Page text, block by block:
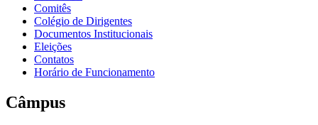
Comitês
Colégio de Dirigentes
Documentos Institucionais
Eleições
Contatos
Horário de Funcionamento
Câmpus